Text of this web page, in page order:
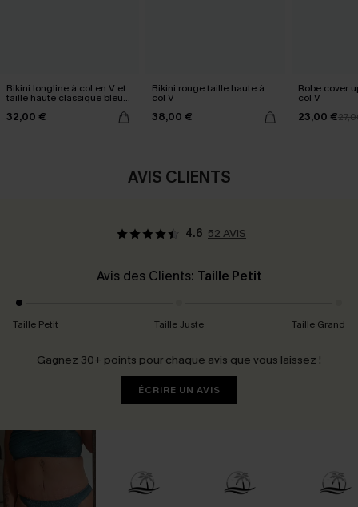
Bikini longline à col en V et
taille haute classique bleu
32,00 €
Bikini rouge taille haute à
col V
38,00 €
Robe cover
col V
23,00 €
AVIS CLIENTS
4.6 52 AVIS
Avis des Clients: Taille Petit
Taille Petit Taille Juste Taille Grand
Gagnez 30+ points pour chaque avis que vous laissez !
ÉCRIRE UN AVIS